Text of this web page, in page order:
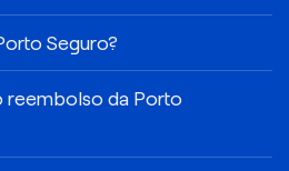
Seguro?
reembolso da Porto